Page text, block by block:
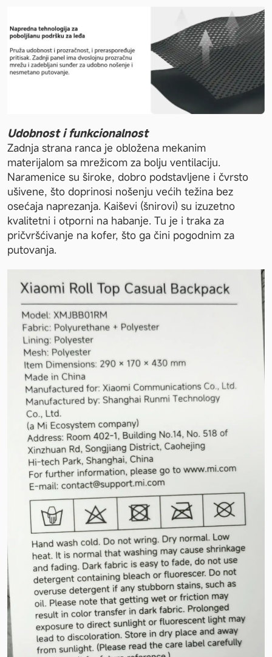
Udobnost i funkcionalnost
Zadnja strana ranca je obložena mekanim
materijalom sa mrežicom za bolju ventilaciju.
Naramenice su široke, dobro podstavljene i čvrsto
ušivene, što doprinosi nošenju većih težina bez
osećaja naprezanja. Kaiševi (šnirovi) su izuzetno
kvalitetni i otporni na habanje. Tu je i traka za
pričvršćivanje na kofer, što ga čini pogodnim za
putovanja.